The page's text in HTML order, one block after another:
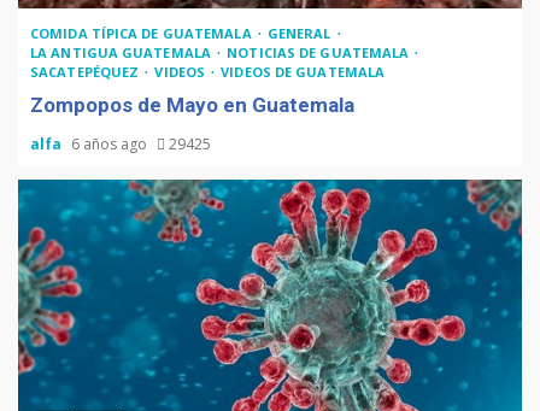
COMIDA TÍPICA DE GUATEMALA
GENERAL
LA ANTIGUA GUATEMALA
NOTICIAS DE GUATEMALA
SACATEPÉQUEZ
VIDEOS VIDEOS DE GUATEMALA
Zompopos de Mayo en Guatemala
alfa 6 años ago 29425